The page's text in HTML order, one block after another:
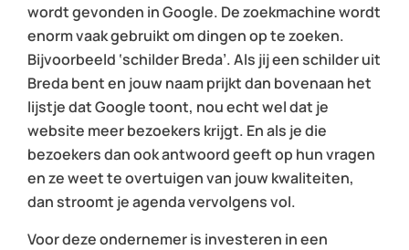
wordt gevonden in Google. De zoekmachine wordt
enorm vaak gebruikt om dingen op te zoeken.
Bijvoorbeeld ‘schilder Breda’. Als jij een schilder uit
Breda bent en jouw naam prijkt dan bovenaan het
lijstje dat Google toont, nou echt wel dat je
website meer bezoekers krijgt. En als je die
bezoekers dan ook antwoord geeft op hun vragen
en ze weet te overtuigen van jouw kwaliteiten,
dan stroomt je agenda vervolgens vol.
Voor deze ondernemer is investeren in een